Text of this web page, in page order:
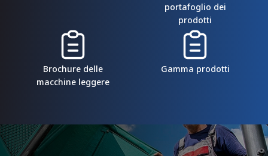
portafoglio dei
prodotti
Brochure delle
macchine leggere
Gamma prodotti